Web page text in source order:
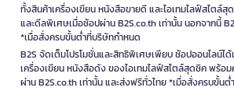
ทั้งสินค้าเครื่องเขียน หนังสือขายดี และไอเทมไลฟ์สไตล์
และดีลพิเศษเมื่อช้อปผ่าน B2S.co.th เท่านั้น นอกจากนี้
*เมื่อสั่งครบขั้นต่ำที่บริษัทกำหนด
B2S จัดเต็มโปรโมชั่นและสิทธิพิเศษเพียบ ช้อปออนไลน์ไ
เครื่องเขียน หนังสือดัง ของไอเทมไลฟ์สไตล์สุดชิค พร้อ
ผ่าน B2S.co.th เท่านั้น และส่งฟรีทั่วไทย *เมื่อสั่งครบขั้น